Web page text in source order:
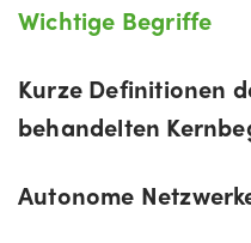
Wichtige Begriffe
Kurze Definitionen
behandelten
Autonome